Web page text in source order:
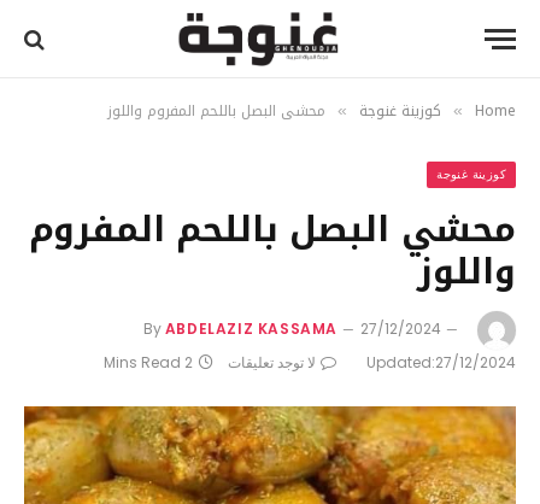
Home
» كوزينة غنوجة » محشي البصل باللحم المفروم واللوز
كوزينة غنوجة
محشي البصل باللحم المفروم
واللوز
ByABDELAZIZ KASSAMA
27/12/2024
Updated:27/12/2024 لا توجد تعليقات 2 Mins Read